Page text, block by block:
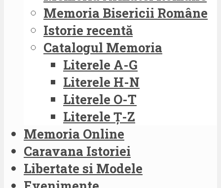
Memoria Bisericii Române
Istorie recentă
Catalogul Memoria
Literele A-G
Literele H-N
Literele O-T
Literele Ț-Z
Memoria Online
Caravana Istoriei
Libertate si Modele